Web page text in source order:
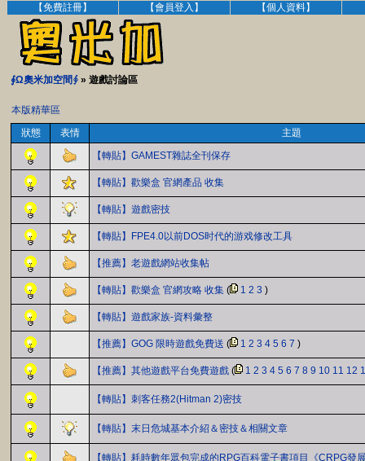
【免費註冊】 【會員登入】 【個人資料】
∮Ω奧米加空間∮ » 遊戲討論區
本版精華區
狀態
表情
主題
【轉貼】GAMEST雜誌全刊保存
【轉貼】歡樂盒 官網產品 收集
【轉貼】遊戲密技
【轉貼】FPE4.0以前DOS时代的游戏修改工具
【推薦】老遊戲網站收集帖
【轉貼】歡樂盒 官網攻略 收集 ( 1 2 3 )
【轉貼】遊戲家族-資料彙整
【推薦】GOG 限時遊戲免費送 ( 1 2 3 4 5 6 7 )
【推薦】其他遊戲平台免費遊戲 ( 1 2 3 4 5 6 7 8 9 10 11 12
【轉貼】刺客任務2(Hitman 2)密技
【轉貼】末日危城基本介紹＆密技＆相關文章
【轉貼】耗時數年眾包完成的RPG百科電子書項目《CRPG發